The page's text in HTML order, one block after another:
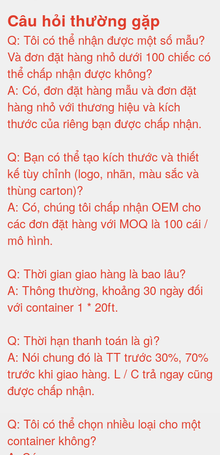
Câu hỏi thường gặp
Q: Tôi có thể nhận được một số mẫu?
Và đơn đặt hàng nhỏ dưới 100 chiếc có
thể chấp nhận được không?
A: Có, đơn đặt hàng mẫu và đơn đặt
hàng nhỏ với thương hiệu và kích
thước của riêng bạn được chấp nhận.
Q: Bạn có thể tạo kích thước và thiết
kế tùy chỉnh (logo, nhãn, màu sắc và
thùng carton)?
A: Có, chúng tôi chấp nhận OEM cho
các đơn đặt hàng với MOQ là 100 cái /
mô hình.
Q: Thời gian giao hàng là bao lâu?
A: Thông thường, khoảng 30 ngày đối
với container 1 * 20ft.
Q: Thời hạn thanh toán là gì?
A: Nói chung đó là TT trước 30%, 70%
trước khi giao hàng. L / C trả ngay cũng
được chấp nhận.
Q: Tôi có thể chọn nhiều loại cho một
container không?